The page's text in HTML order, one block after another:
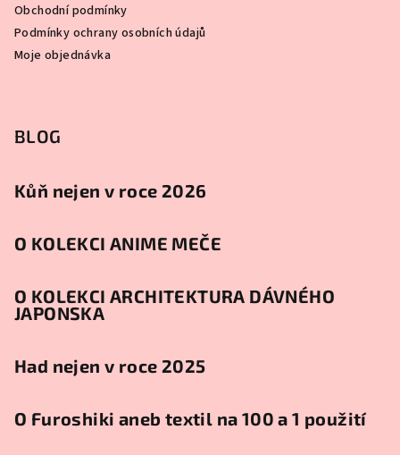
Obchodní podmínky
Podmínky ochrany osobních údajů
Moje objednávka
BLOG
Kůň nejen v roce 2026
O KOLEKCI ANIME MEČE
O KOLEKCI ARCHITEKTURA DÁVNÉHO
JAPONSKA
Had nejen v roce 2025
O Furoshiki aneb textil na 100 a 1 použití